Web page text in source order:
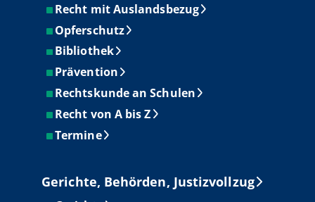
Recht mit Auslandsbezug
Opferschutz
Bibliothek
Prävention
Rechtskunde an Schulen
Recht von A bis Z
Termine
Gerichte, Behörden, Justizvollzug